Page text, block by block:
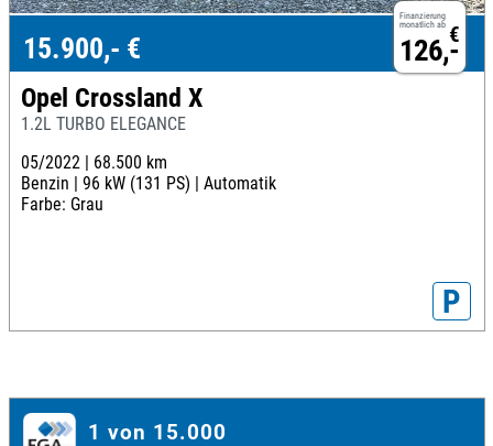
Finanzierung
monatlich ab €
126,-
15.900,- €
Opel Crossland X
1.2L TURBO ELEGANCE
05/2022 | 68.500 km
Benzin | 96 kW (131 PS) | Automatik
Farbe: Grau
P
1 von 15.000